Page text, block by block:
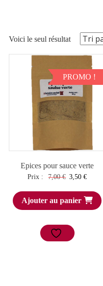
Voici le seul résultat
PROMO !
Epices pour sauce verte
Prix : 7,00€ Le
initial
7,00 €.
3,50€Le
actuel
Ajouter au panier